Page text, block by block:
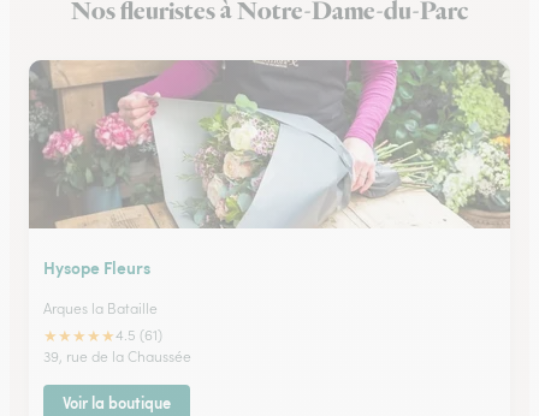
Fleuristes à Canteleu
Nos fleuristes à Notre-Dame-du-Parc
Hysope Fleurs
Arques la Bataille
★★★★★4.5 (61)
39, rue de la Chaussée
Voir la boutique